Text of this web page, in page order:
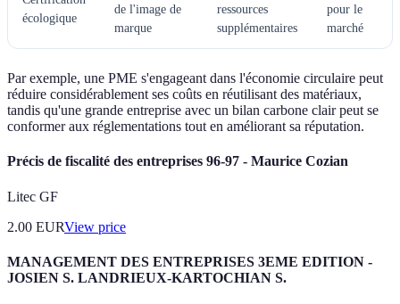
écologique
de l'image de
marque
ressources
supplémentaires
pour le
marché
Par exemple, une PME s'engageant dans l'économie circulaire peut
réduire considérablement ses coûts en réutilisant des matériaux,
tandis qu'une grande entreprise avec un bilan carbone clair peut se
conformer aux réglementations tout en améliorant sa réputation.
Précis de fiscalité des entreprises 96-97 - Maurice Cozian
Litec GF
2.00 EURView price
MANAGEMENT DES ENTREPRISES 3EME EDITION -
JOSIEN S. LANDRIEUX-KARTOCHIAN S.